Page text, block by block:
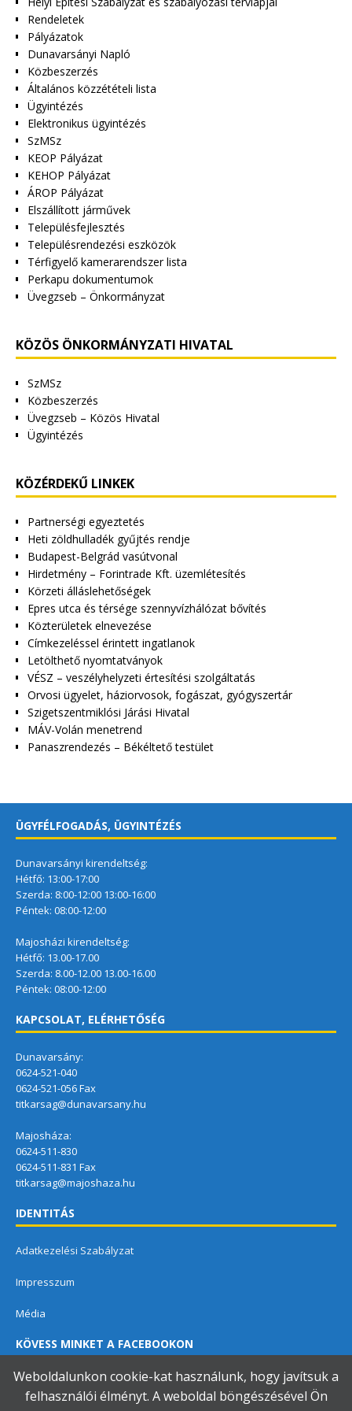
Rendeletek
Pályázatok
Dunavarsányi Napló
Közbeszerzés
Általános közzétételi lista
Ügyintézés
Elektronikus ügyintézés
SzMSz
KEOP Pályázat
KEHOP Pályázat
ÁROP Pályázat
Elszállított járművek
Településfejlesztés
Településrendezési eszközök
Térfigyelő kamerarendszer lista
Perkapu dokumentumok
Üvegzseb – Önkormányzat
KÖZÖS ÖNKORMÁNYZATI HIVATAL
SzMSz
Közbeszerzés
Üvegzseb – Közös Hivatal
Ügyintézés
KÖZÉRDEKŰ LINKEK
Partnerségi egyeztetés
Heti zöldhulladék gyűjtés rendje
Budapest-Belgrád vasútvonal
Hirdetmény – Forintrade Kft. üzemlétesítés
Körzeti álláslehetőségek
Epres utca és térsége szennyvízhálózat bővítés
Közterületek elnevezése
Címkezeléssel érintett ingatlanok
Letölthető nyomtatványok
VÉSZ – veszélyhelyzeti értesítési szolgáltatás
Orvosi ügyelet, háziorvosok, fogászat, gyógyszertár
Szigetszentmiklósi Járási Hivatal
MÁV-Volán menetrend
Panaszrendezés – Békéltető testület
ÜGYFÉLFOGADÁS, ÜGYINTÉZÉS
Dunavarsányi kirendeltség:
Hétfő: 13:00-17:00
Szerda: 8:00-12:00 13:00-16:00
Péntek: 08:00-12:00
Majosházi kirendeltség:
Hétfő: 13.00-17.00
Szerda: 8.00-12.00 13.00-16.00
Péntek: 08:00-12:00
KAPCSOLAT, ELÉRHETŐSÉG
Dunavarsány:
0624-521-040
0624-521-056 Fax
titkarsag@dunavarsany.hu
Majosháza:
0624-511-830
0624-511-831 Fax
titkarsag@majoshaza.hu
IDENTITÁS
Adatkezelési Szabályzat
Impresszum
Média
KÖVESS MINKET A FACEBOOKON
Weboldalunkon cookie-kat használunk, hogy javítsuk a
felhasználói élményt. A weboldal böngészésével Ön